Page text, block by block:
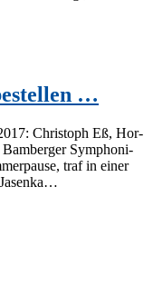
…
Chris­toph Eß, Hor­
Bam­ber­ger Sym­pho­ni­
traf in ei­ner